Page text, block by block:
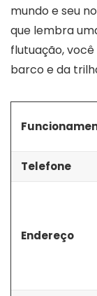
mundo e seu
que lembra
flutuação,
barco e da
Telefone
Endereço